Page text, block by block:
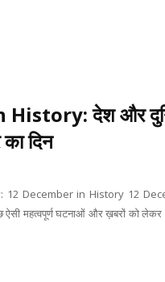
देश और
दिन
December in History 12
ऐसी महत्वपूर्ण घटनाओं और ख़बरों को